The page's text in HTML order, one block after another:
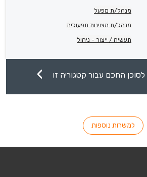
מנהל/ת מפעל
מנהל/ת מצוינות תפעולית
תעשיה / ייצור - ניהול
החכם עבור קטגוריה זו
למשרות נוספות